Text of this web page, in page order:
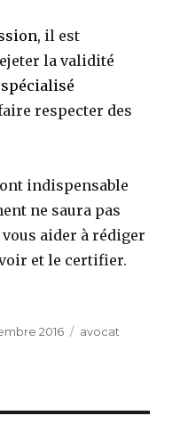
, il est
la validité
respecter des
indispensable
ne saura pas
aider à rédiger
et le certifier.
2016 Catégories
avocat